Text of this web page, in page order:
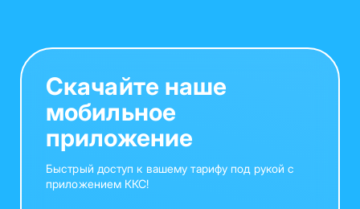
Скачайте наше
мобильное
приложение
Быстрый доступ к вашему тарифу под рукой с
приложением ККС!